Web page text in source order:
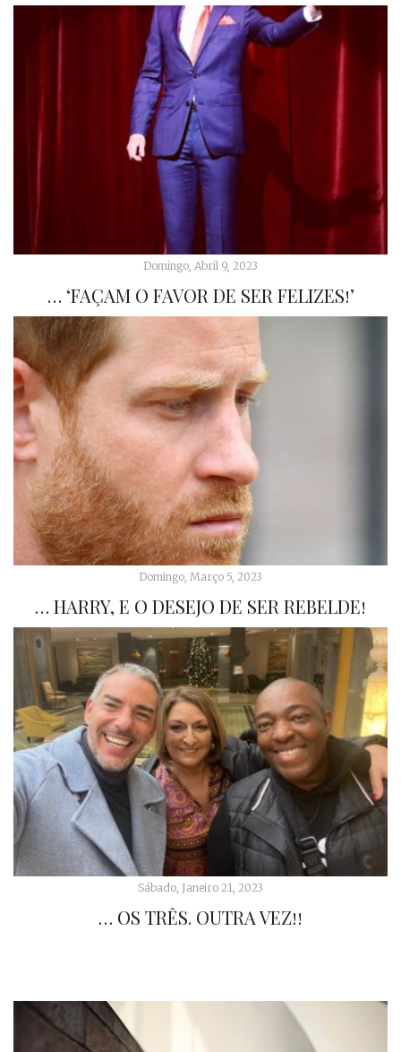
Domingo, Abril 9, 2023
… ‘FAÇAM O FAVOR DE SER FELIZES!’
Domingo, Março 5, 2023
… HARRY, E O DESEJO DE SER REBELDE!
Sábado, Janeiro 21, 2023
… OS TRÊS. OUTRA VEZ!!